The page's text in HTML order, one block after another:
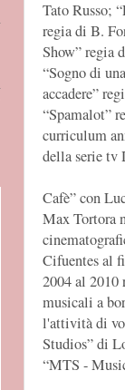
Tato Russo;
regia di B.
Show” regia
“Sogno di
accadere”
“Spamalot”
curriculum
della serie tv
Cafè” con
Max Tortora
Cifuentes al
2004 al
musicali a
l'attività di
Studios” di
“MTS -